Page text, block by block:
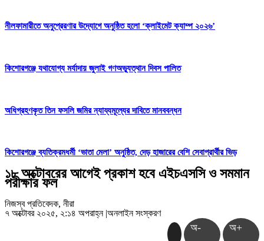
নীলফামারীতে অনুপ্রেরণার উদ্যোগে অনুষ্ঠিত হলো ‘ক্লাইমেট ক্যাম্প ২০২৬’
কিশোরগঞ্জে যথাযোগ্য মর্যাদায় জুলাই গণঅভ্যুত্থান দিবস পালিত
অধিগ্রহণকৃত তিন ফসলি জমির ন্যায্যমূল্যের দাবিতে মানববন্ধন
কিশোরগঞ্জে ব্যতিক্রমধর্মী ‘ভাতা মেলা’ অনুষ্ঠিত, দেড় হাজারের বেশি সেবাপ্রার্থীর ভিড়
১৮ অক্টোবরের আগেই প্রকাশ হবে এইচএসসি ও সমমান
পরীক্ষার ফল
নিজস্ব প্রতিবেদক, নীরা
৭ অক্টোবর ২০২৫, ২:১৪ অপরাহ্ন |অনলাইন সংস্করণ
অ- অ+